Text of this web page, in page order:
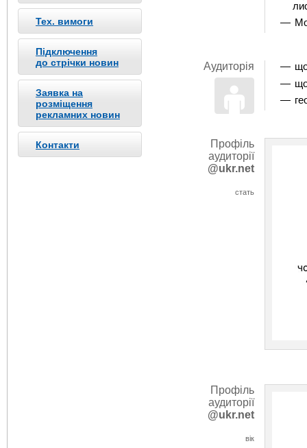
Тех. вимоги
Підключення
до стрічки новин
Заявка на
розміщення
рекламних новин
Контакти
Аудиторія
Профіль
аудиторії
@ukr.net
стать
Профіль
аудиторії
@ukr.net
вік